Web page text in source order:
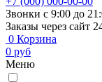
Звонки с 9:00 до
Заказы через сайт
0 Корзина
0 руб
Меню